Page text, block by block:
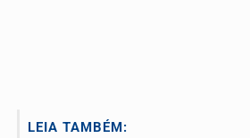
LEIA TAMBÉM: